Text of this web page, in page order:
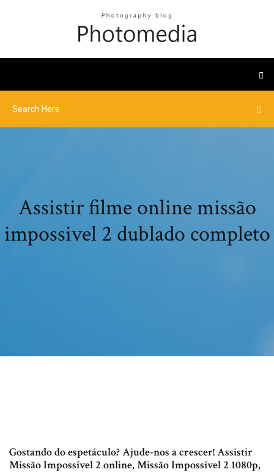
Assistir filme online missão
impossivel 2 dublado completo
Gostando do espetáculo? Ajude-nos a crescer! Assistir
Missão Impossível 2 online, Missão Impossível 2 1080p,